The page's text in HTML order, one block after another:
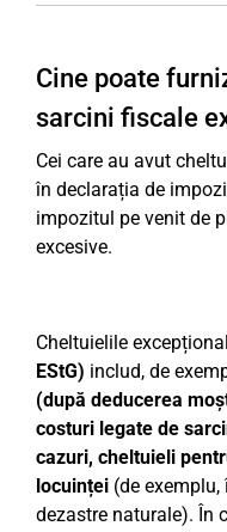
Cine poate
sarcini fiscale
Cei care au avut
în declarația de
impozitul pe venit de
excesive.
Cheltuielile
EStG) includ, de
(după deducerea
costuri legate de
cazuri, cheltuieli
locuinței (de
dezastre naturale). În